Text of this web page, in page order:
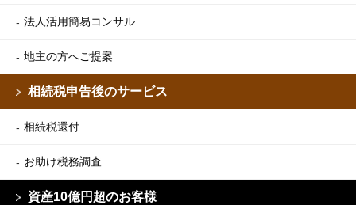
法人活用簡易コンサル
地主の方へご提案
相続税申告後のサービス
相続税還付
お助け税務調査
資産10億円超のお客様